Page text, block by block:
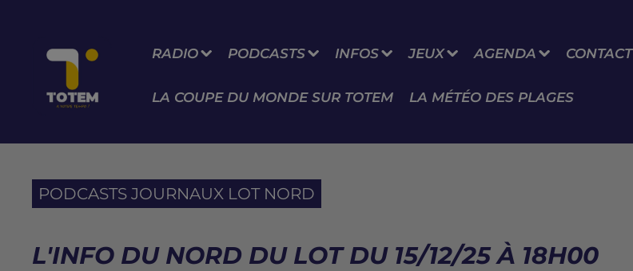
RADIO PODCASTS INFOS JEUX AGENDA CONTACT
LA COUPE DU MONDE SUR TOTEM LA MÉTÉO DES PLAGES
PODCASTS JOURNAUX LOT NORD
L'INFO DU NORD DU LOT DU 15/12/25 À 18H00